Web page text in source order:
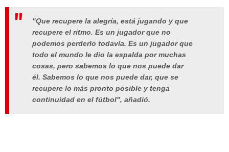
"Que recupere la alegría, está jugando y que
recupere el ritmo. Es un jugador que no
podemos perderlo todavía. Es un jugador que
todo el mundo le dio la espalda por muchas
cosas, pero sabemos lo que nos puede dar
él. Sabemos lo que nos puede dar, que se
recupere lo más pronto posible y tenga
continuidad en el fútbol", añadió.